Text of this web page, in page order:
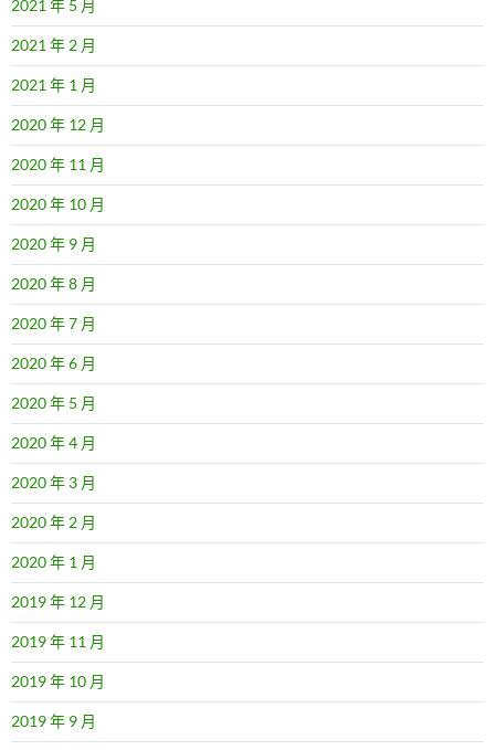
2021 年 5 月
2021 年 2 月
2021 年 1 月
2020 年 12 月
2020 年 11 月
2020 年 10 月
2020 年 9 月
2020 年 8 月
2020 年 7 月
2020 年 6 月
2020 年 5 月
2020 年 4 月
2020 年 3 月
2020 年 2 月
2020 年 1 月
2019 年 12 月
2019 年 11 月
2019 年 10 月
2019 年 9 月